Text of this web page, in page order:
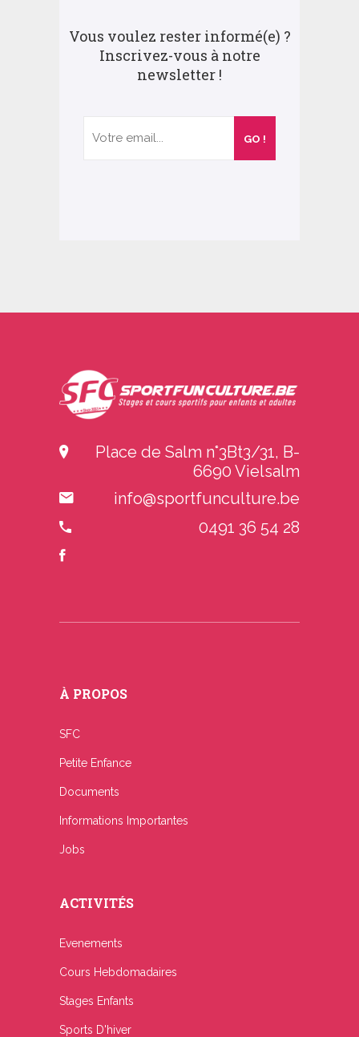
Vous voulez rester informé(e) ?
Inscrivez-vous à notre
newsletter !
Place de Salm n°3Bt3/31, B-
6690 Vielsalm
info@sportfunculture.be
0491 36 54 28
À PROPOS
SFC
Petite Enfance
Documents
Informations Importantes
Jobs
ACTIVITÉS
Evenements
Cours Hebdomadaires
Stages Enfants
Sports D'hiver